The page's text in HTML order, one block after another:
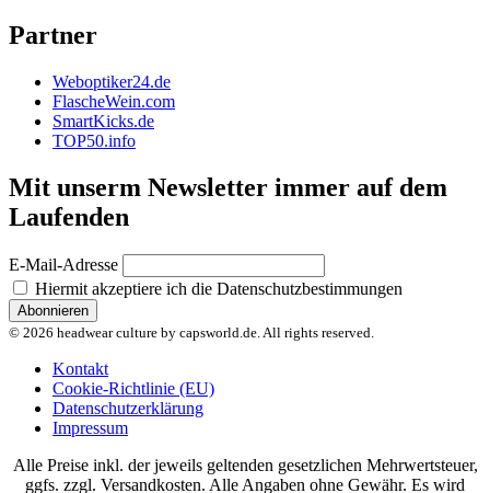
Partner
Weboptiker24.de
FlascheWein.com
SmartKicks.de
TOP50.info
Mit unserm Newsletter immer auf dem
Laufenden
E-Mail-Adresse
Hiermit akzeptiere ich die Datenschutzbestimmungen
© 2026 headwear culture by capsworld.de. All rights reserved.
Kontakt
Cookie-Richtlinie (EU)
Datenschutzerklärung
Impressum
Alle Preise inkl. der jeweils geltenden gesetzlichen Mehrwertsteuer,
ggfs. zzgl. Versandkosten. Alle Angaben ohne Gewähr. Es wird